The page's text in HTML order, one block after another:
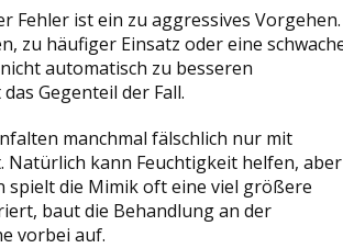
Fehler ist ein zu aggressives Vorgehen.
zu häufiger Einsatz oder eine
automatisch zu besseren
Gegenteil der Fall.
manchmal fälschlich nur mit
kann Feuchtigkeit helfen, aber
spielt die Mimik oft eine viel größere
baut die Behandlung an der
vorbei auf.